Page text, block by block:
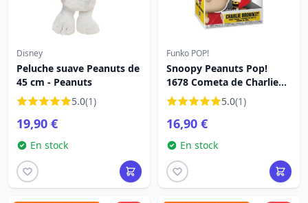
Disney
Peluche suave Peanuts de
45 cm - Peanuts
5.0(1)
19,90 €
En stock
Funko POP!
Snoopy Peanuts Pop!
1678 Cometa de Charlie
Brown
5.0(1)
16,90 €
En stock